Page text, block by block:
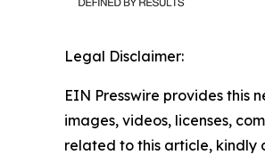
Legal Disclaimer:
EIN Presswire provides this
images, videos, licenses,
related to this article, kindly